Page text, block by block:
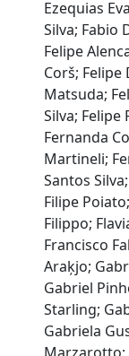
Ezequias
Silva; Fabio
Felipe
Corš; Felipe
Matsuda;
Silva; Felipe
Fernanda
Martineli;
Santos
Filipe
Filippo;
Francisco
Araķjo;
Gabriel
Starling;
Gabriela